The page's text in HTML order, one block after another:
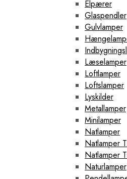
Elpærer
Glaspendler
Gulvlamper
Læselamper
Loftlamper
Loftslamper
Lyskilder
Metallamper
Minilamper
Natlamper
Natlamper
Natlamper
Naturlamper